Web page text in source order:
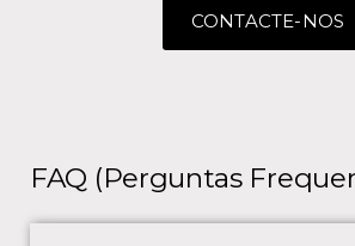
CONTACTE-NOS
FAQ (Perguntas